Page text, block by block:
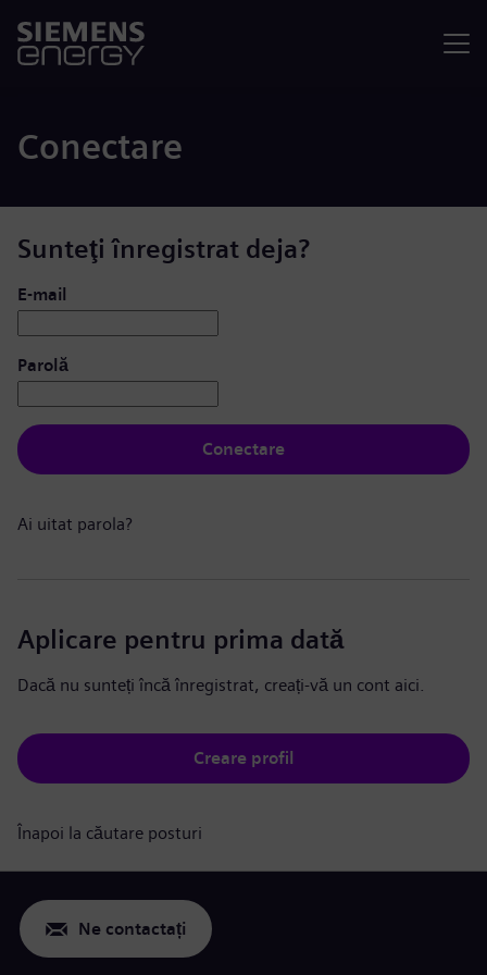
Conectare
Sunteţi înregistrat deja?
Conectare: utilizator și parolă
E-mail
Parolă
Conectare
Ai uitat parola?
Aplicare pentru prima dată
Dacă nu sunteți încă înregistrat, creați-vă un cont aici.
Creare profil
Înapoi la căutare posturi
Ne contactați